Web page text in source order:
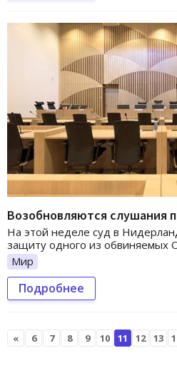
Возобновляются слушания
На этой неделе суд в
защиту одного из обвиняемых
Мир
Подробнее
« 6 7 8 9 10 11 12 13